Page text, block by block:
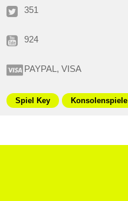
351
924
PAYPAL, VISA
Spiel Key Konsolenspiele